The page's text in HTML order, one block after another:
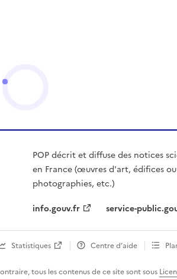
POP décrit et diffuse des notices
en France (œuvres d'art, édifices
photographies, etc.)
info.gouv.fr
service-
Statistiques Centre d’aide
tous les contenus de ce site sont sous